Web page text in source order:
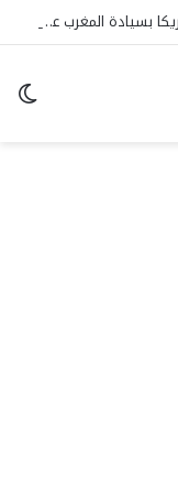
ترامب يجدد للملك محمد السادس اعتراف أمريكا بسيادة المغرب على الصحراء